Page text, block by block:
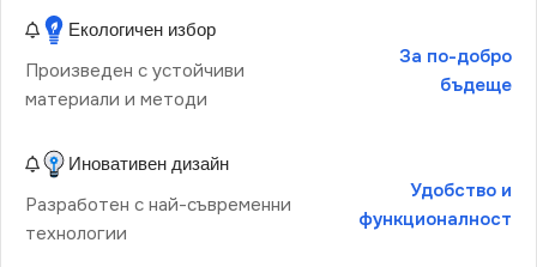
Екологичен избор
Произведен с устойчиви
материали и методи
За по-добро
бъдеще
Иновативен дизайн
Разработен с най-съвременни
технологии
Удобство и
функционалност